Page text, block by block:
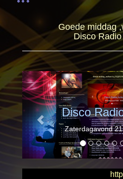
Goede middag
Disco
Disco
Zaterdagavond